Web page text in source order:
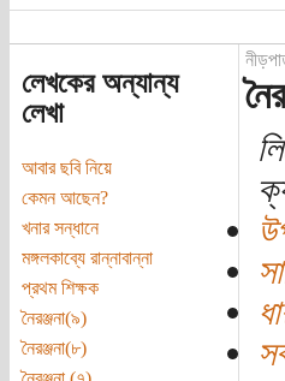
লেখকের অন্যান্য
লেখা
আবার ছবি নিয়ে
কেমন আছেন?
খনার সন্ধানে
মঙ্গলকাব্যে রান্নাবান্না
প্রথম শিক্ষক
নৈরঞ্জনা(৯)
নৈরঞ্জনা(৮)